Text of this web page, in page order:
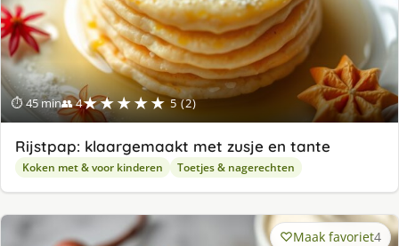
⏱ 45 min👥 4★★★★★ 5 (2)
Rijstpap: klaargemaakt met zusje en tante
Koken met & voor kinderen Toetjes & nagerechten
Maak favoriet4